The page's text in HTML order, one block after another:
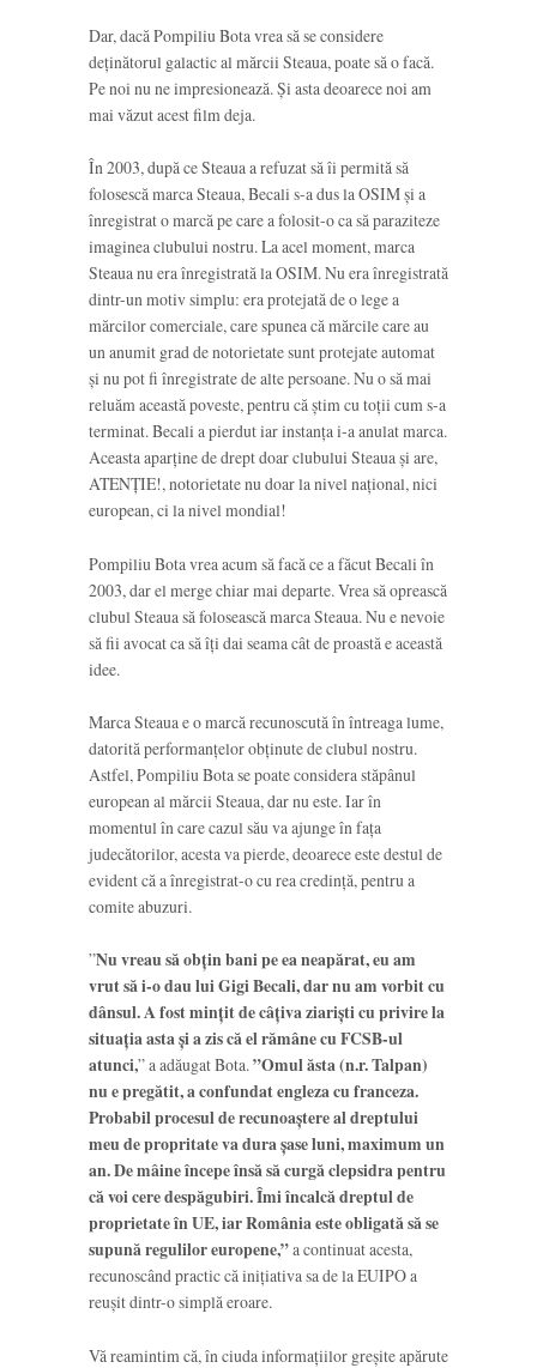
Dar, dacă Pompiliu Bota vrea să se considere
deținătorul galactic al mărcii Steaua, poate să o facă.
Pe noi nu ne impresionează. Și asta deoarece noi am
mai văzut acest film deja.
În 2003, după ce Steaua a refuzat să îi permită să
folosescă marca Steaua, Becali s-a dus la OSIM și a
înregistrat o marcă pe care a folosit-o ca să paraziteze
imaginea clubului nostru. La acel moment, marca
Steaua nu era înregistrată la OSIM. Nu era înregistrată
dintr-un motiv simplu: era protejată de o lege a
mărcilor comerciale, care spunea că mărcile care au
un anumit grad de notorietate sunt protejate automat
și nu pot fi înregistrate de alte persoane. Nu o să mai
reluăm această poveste, pentru că știm cu toții cum s-a
terminat. Becali a pierdut iar instanța i-a anulat marca.
Aceasta aparține de drept doar clubului Steaua și are,
ATENȚIE!, notorietate nu doar la nivel național, nici
european, ci la nivel mondial!
Pompiliu Bota vrea acum să facă ce a făcut Becali în
2003, dar el merge chiar mai departe. Vrea să oprească
clubul Steaua să folosească marca Steaua. Nu e nevoie
să fii avocat ca să îți dai seama cât de proastă e această
idee.
Marca Steaua e o marcă recunoscută în întreaga lume,
datorită performanțelor obținute de clubul nostru.
Astfel, Pompiliu Bota se poate considera stăpânul
european al mărcii Steaua, dar nu este. Iar în
momentul în care cazul său va ajunge în fața
judecătorilor, acesta va pierde, deoarece este destul de
evident că a înregistrat-o cu rea credință, pentru a
comite abuzuri.
”Nu vreau să obțin bani pe ea neapărat, eu am
vrut să i-o dau lui Gigi Becali, dar nu am vorbit cu
dânsul. A fost mințit de câțiva ziariști cu privire la
situația asta și a zis că el rămâne cu FCSB-ul
atunci,” a adăugat Bota.”Omul ăsta (n.r. Talpan)
nu e pregătit, a confundat engleza cu franceza.
Probabil procesul de recunoaștere al dreptului
meu de propritate va dura șase luni, maximum un
an. De mâine începe însă să curgă clepsidra pentru
că voi cere despăgubiri. Îmi încalcă dreptul de
proprietate în UE, iar România este obligată să se
supună regulilor europene,”a continuat acesta,
recunoscând practic că inițiativa sa de la EUIPO a
reușit dintr-o simplă eroare.
Vă reamintim că, în ciuda informațiilor greșite apărute